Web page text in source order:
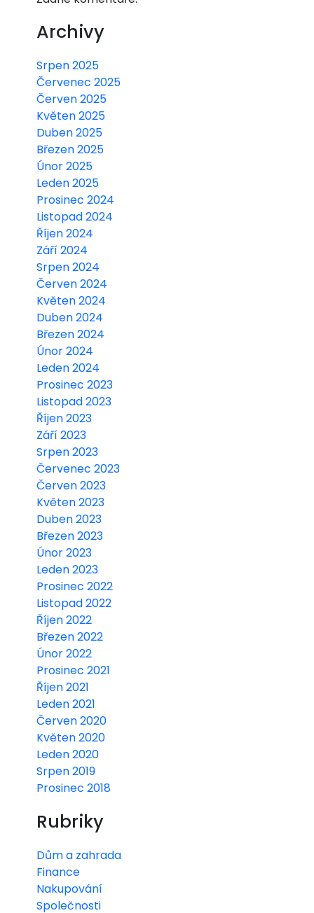
Archivy
Srpen 2025
Červenec 2025
Červen 2025
Květen 2025
Duben 2025
Březen 2025
Únor 2025
Leden 2025
Prosinec 2024
Listopad 2024
Říjen 2024
Září 2024
Srpen 2024
Červen 2024
Květen 2024
Duben 2024
Březen 2024
Únor 2024
Leden 2024
Prosinec 2023
Listopad 2023
Říjen 2023
Září 2023
Srpen 2023
Červenec 2023
Červen 2023
Květen 2023
Duben 2023
Březen 2023
Únor 2023
Leden 2023
Prosinec 2022
Listopad 2022
Říjen 2022
Březen 2022
Únor 2022
Prosinec 2021
Říjen 2021
Leden 2021
Červen 2020
Květen 2020
Leden 2020
Srpen 2019
Prosinec 2018
Rubriky
Dům a zahrada
Finance
Nakupování
Společnosti